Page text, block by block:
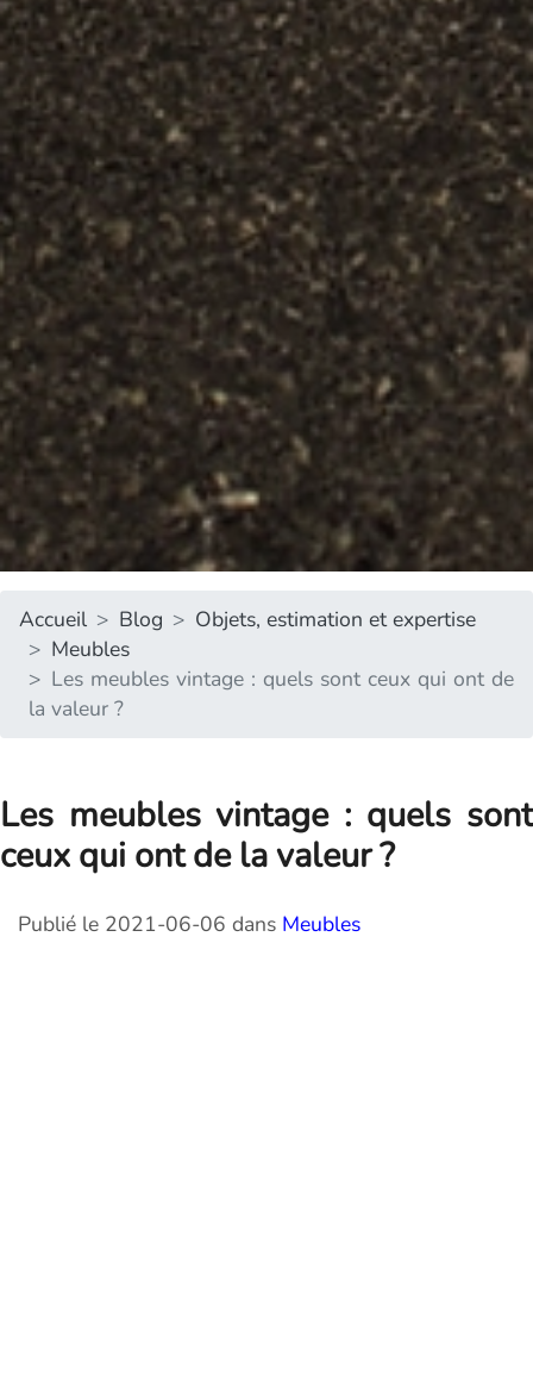
Accueil Blog
Objets, estimation et expertise
Meubles
Les meubles vintage : quels sont ceux qui ont de
la valeur ?
Les meubles vintage : quels sont
ceux qui ont de la valeur ?
Publié le 2021-06-06 dans Meubles